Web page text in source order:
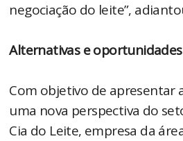
negociação do leite”,
Alternativas e oportunidades
Com objetivo de apresentar
uma nova perspectiva do
Cia do Leite, empresa da